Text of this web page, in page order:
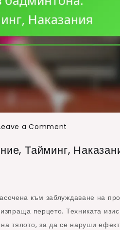
a Comment
сервис
Тайминг,
Тайминг,
към заблуждаване на
перцето. Техниката
тялото, за да се наруши